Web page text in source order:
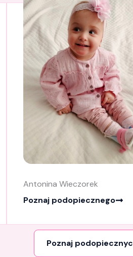
Antonina Wieczorek
Poznaj podopiecznego
Poznaj